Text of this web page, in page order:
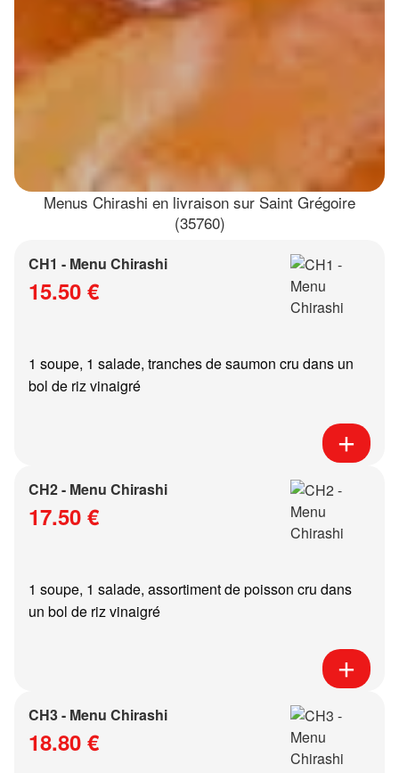
Menus Chirashi en livraison sur Saint Grégoire
(35760)
CH1 - Menu Chirashi
15.50 €
1 soupe, 1 salade, tranches de saumon cru dans un
bol de riz vinaigré
CH2 - Menu Chirashi
17.50 €
1 soupe, 1 salade, assortiment de poisson cru dans
un bol de riz vinaigré
CH3 - Menu Chirashi
18.80 €